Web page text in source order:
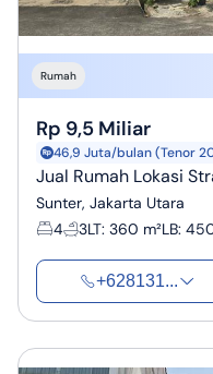
Rumah
Rp 9,5 Miliar
46,9 Juta/bulan (Tenor
Jual Rumah Lokasi
Sunter, Jakarta Utara
4
3LT: 360 m²LB:
+628131...